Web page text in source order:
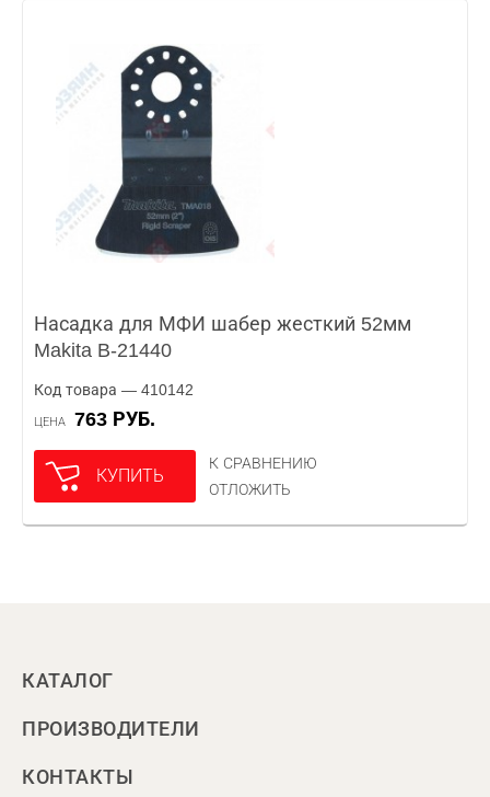
Насадка для МФИ шабер жесткий 52мм
Makita B-21440
Код товара — 410142
ЦЕНА 763 РУБ.
КУПИТЬ
К СРАВНЕНИЮ
ОТЛОЖИТЬ
КАТАЛОГ
ПРОИЗВОДИТЕЛИ
КОНТАКТЫ